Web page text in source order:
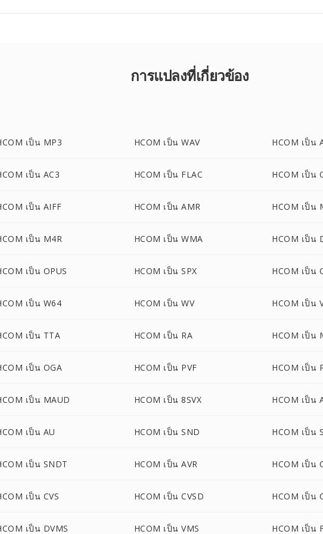
การแปลงที่เกี่ยวข้อง
เป็น MP3 HCOM เป็น WAV HCOM เป็น
เป็น AC3 HCOM เป็น FLAC HCOM เป็น
เป็น AIFF HCOM เป็น AMR HCOM เป็น
เป็น M4R HCOM เป็น WMA HCOM เป็น
เป็น OPUS HCOM เป็น SPX HCOM เป็น
เป็น W64 HCOM เป็น WV HCOM เป็น
เป็น TTA HCOM เป็น RA HCOM เป็น
เป็น OGA HCOM เป็น PVF HCOM เป็น
เป็น MAUD HCOM เป็น 8SVX HCOM เป็น
เป็น AU HCOM เป็น SND HCOM เป็น
เป็น SNDT HCOM เป็น AVR HCOM เป็น
เป็น CVS HCOM เป็น CVSD HCOM เป็น
เป็น DVMS HCOM เป็น VMS HCOM เป็น